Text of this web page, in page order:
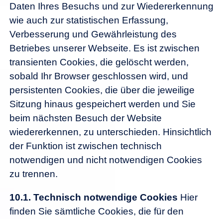
Daten Ihres Besuchs und zur Wiedererkennung
wie auch zur statistischen Erfassung,
Verbesserung und Gewährleistung des
Betriebes unserer Webseite. Es ist zwischen
transienten Cookies, die gelöscht werden,
sobald Ihr Browser geschlossen wird, und
persistenten Cookies, die über die jeweilige
Sitzung hinaus gespeichert werden und Sie
beim nächsten Besuch der Website
wiedererkennen, zu unterschieden. Hinsichtlich
der Funktion ist zwischen technisch
notwendigen und nicht notwendigen Cookies
zu trennen.
10.1. Technisch notwendige Cookies Hier
finden Sie sämtliche Cookies, die für den